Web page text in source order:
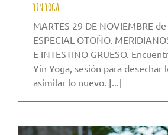
YIN YOGA
MARTES 29 DE NOVIEMBRE
ESPECIAL OTOÑO.
E INTESTINO GRUESO.
Yin Yoga, sesión para desechar
asimilar lo nuevo. [...]